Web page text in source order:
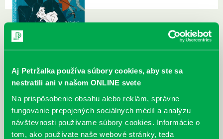
Aj Petržalka používa súbory cookies, aby ste sa
nestratili ani v našom ONLINE svete
Na prispôsobenie obsahu alebo reklám, správne
fungovanie prepojených sociálnych médií a analýzu
návštevnosti používame súbory cookies. Informácie o
tom, ako používate naše webové stránky, teda